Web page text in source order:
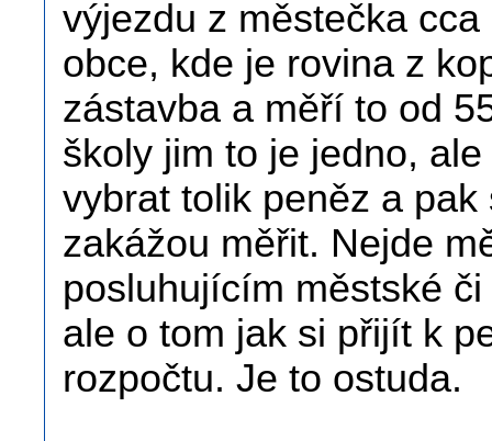
výjezdu z městečka
obce, kde je rovina z
zástavba a měří to od
školy jim to je jedno,
vybrat tolik peněz a
zakážou měřit. Nejde
posluhujícím městské
ale o tom jak si přijít k
rozpočtu. Je to ostuda.